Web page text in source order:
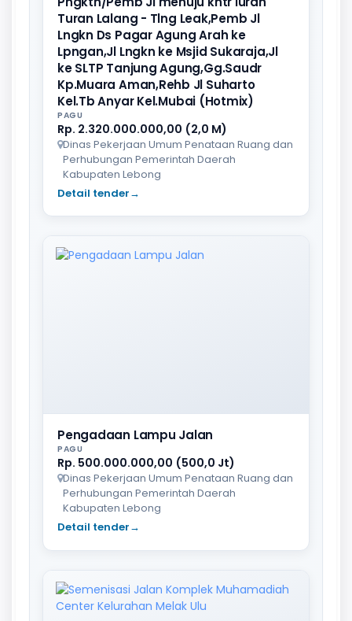
Turan Lalang - Tlng Leak,Pemb Jl
Lngkn Ds Pagar Agung Arah ke
Lpngan,Jl Lngkn ke Msjid Sukaraja,Jl
ke SLTP Tanjung Agung,Gg.Saudr
Kp.Muara Aman,Rehb Jl Suharto
Kel.Tb Anyar Kel.Mubai (Hotmix)
PAGU
Rp. 2.320.000.000,00 (2,0 M)
Dinas Pekerjaan Umum Penataan Ruang dan
Perhubungan Pemerintah Daerah
Kabupaten Lebong
Detail tender→
Pengadaan Lampu Jalan
PAGU
Rp. 500.000.000,00 (500,0 Jt)
Dinas Pekerjaan Umum Penataan Ruang dan
Perhubungan Pemerintah Daerah
Kabupaten Lebong
Detail tender→